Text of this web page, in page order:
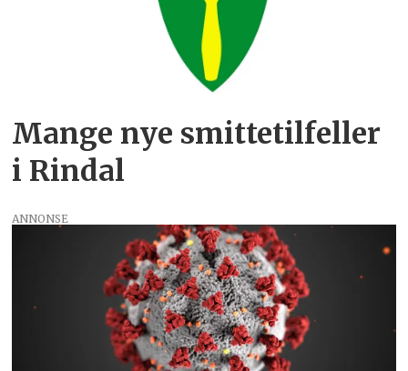
Mange nye smitte­tilfeller
i Rindal
ANNONSE